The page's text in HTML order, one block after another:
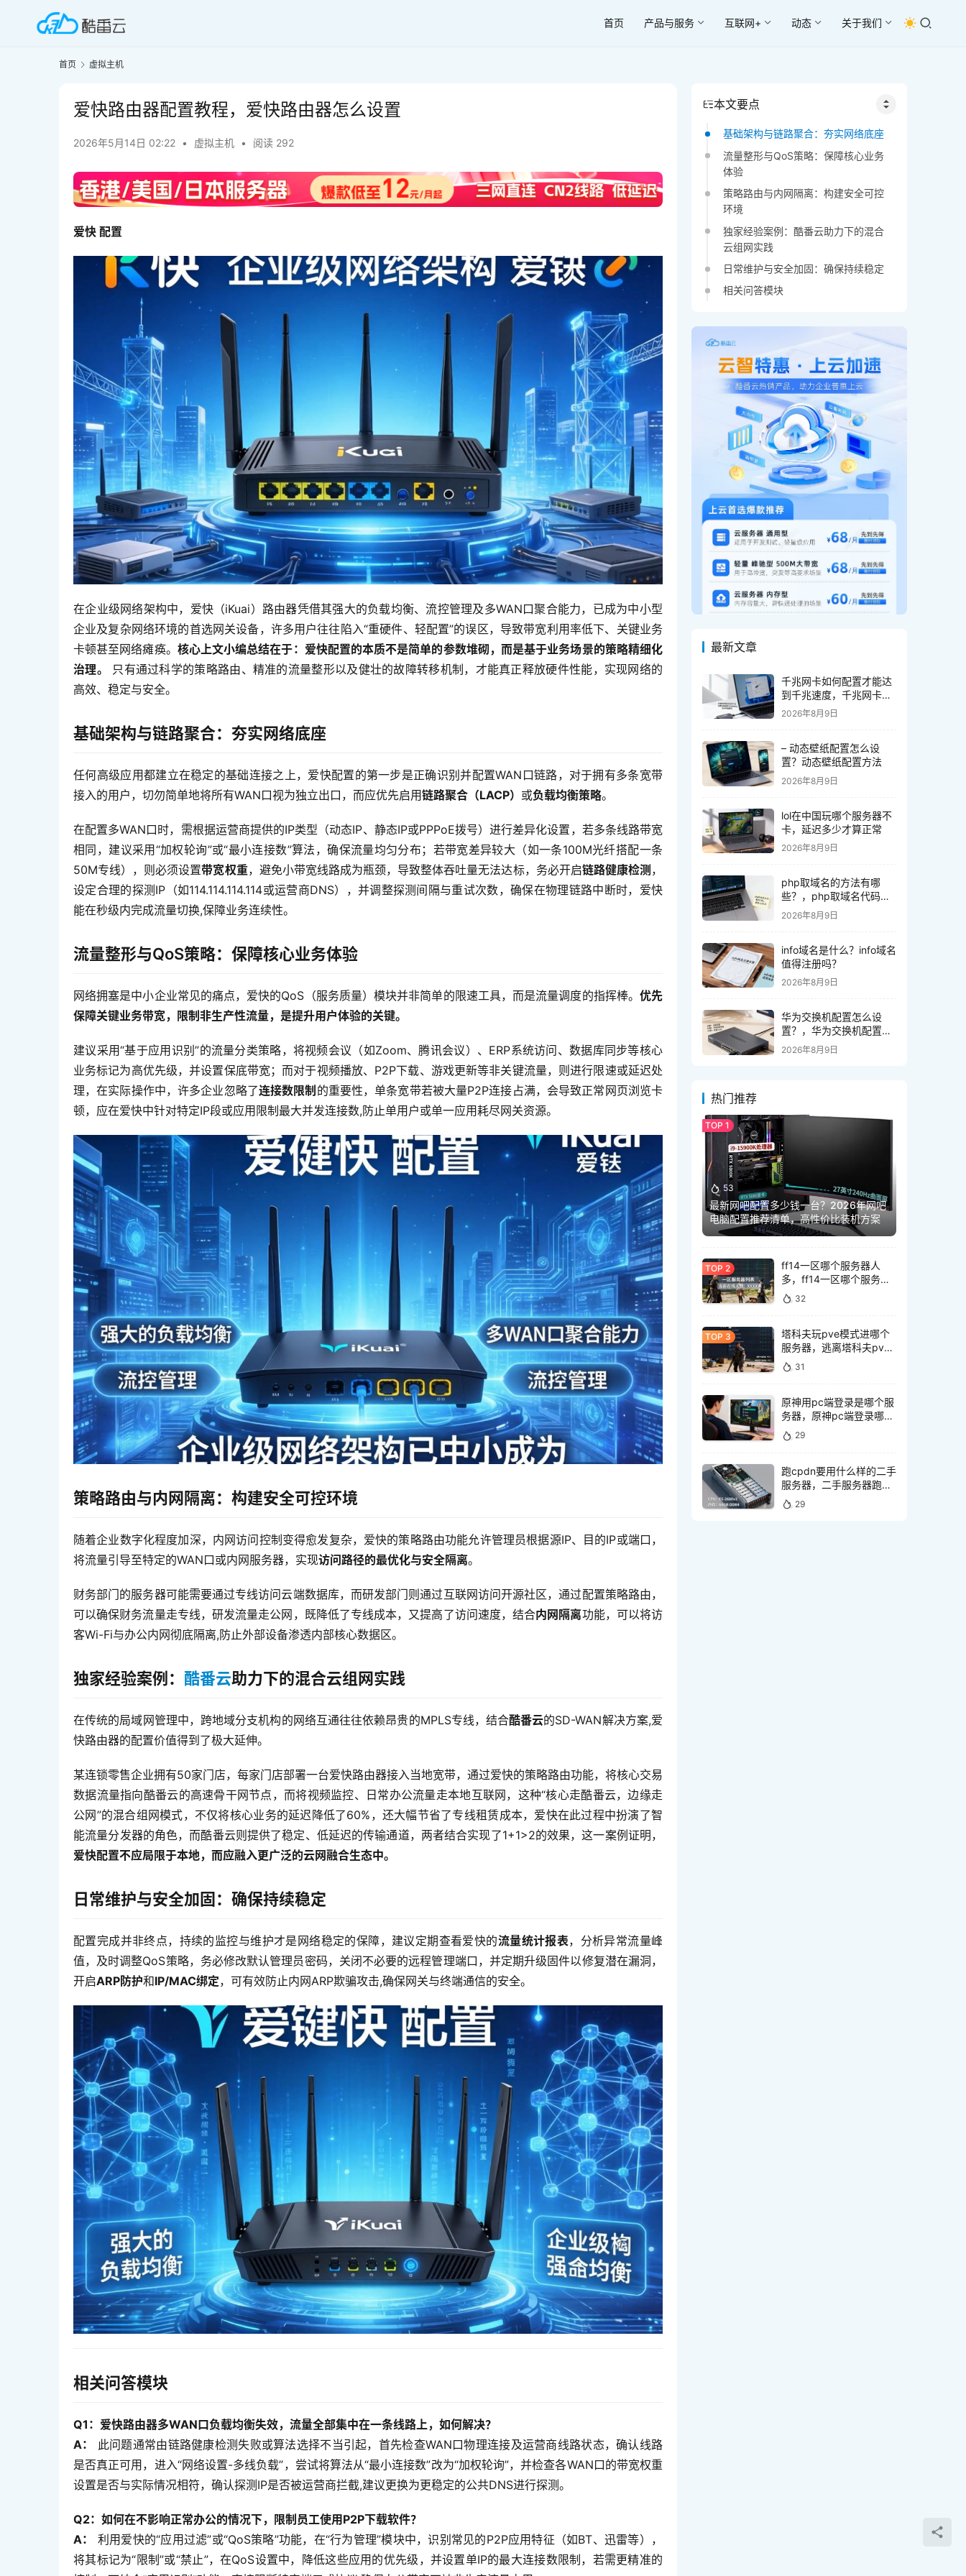
首页 产品与服务 互联网+ 动态 关于我们
首页 虚拟主机
爱快路由器配置教程，爱快路由器怎么设置
2026年5月14日 02:22 • 虚拟主机 • 阅读 292
爱快 配置
在企业级网络架构中，爱快（iKuai）路由器凭借其强大的负载均衡、流控管理及多WAN口聚合能力，已成为中小型
企业及复杂网络环境的首选网关设备，许多用户往往陷入“重硬件、轻配置”的误区，导致带宽利用率低下、关键业务
卡顿甚至网络瘫痪。 核心上文小编总结在于：爱快配置的本质不是简单的参数堆砌，而是基于业务场景的策略精细化
治理。
只有通过科学的策略路由、精准的流量整形以及健壮的故障转移机制，才能真正释放硬件性能，实现网络的
高效、稳定与安全。
基础架构与链路聚合：夯实网络底座
任何高级应用都建立在稳定的基础连接之上，爱快配置的第一步是正确识别并配置WAN口链路，对于拥有多条宽带
接入的用户，切勿简单地将所有WAN口视为独立出口，而应优先启用链路聚合（LACP） 或负载均衡策略。
在配置多WAN口时，需根据运营商提供的IP类型（动态IP、静态IP或PPPoE拨号）进行差异化设置，若多条线路带宽
相同，建议采用“加权轮询”或“最小连接数”算法，确保流量均匀分布；若带宽差异较大（如一条100M光纤搭配一条
50M专线），则必须设置带宽权重，避免小带宽线路成为瓶颈，导致整体吞吐量无法达标，务必开启链路健康检测 ，
设定合理的探测IP（如114.114.114.114或运营商DNS），并调整探测间隔与重试次数，确保在物理链路中断时，爱快
能在秒级内完成流量切换,保障业务连续性。
流量整形与QoS策略：保障核心业务体验
网络拥塞是中小企业常见的痛点，爱快的QoS（服务质量）模块并非简单的限速工具，而是流量调度的指挥棒。 优先
保障关键业务带宽，限制非生产性流量，是提升用户体验的关键。
建议采用“基于应用识别”的流量分类策略，将视频会议（如Zoom、腾讯会议）、ERP系统访问、数据库同步等核心
业务标记为高优先级，并设置保底带宽；而对于视频播放、P2P下载、游戏更新等非关键流量，则进行限速或延迟处
理，在实际操作中，许多企业忽略了连接数限制 的重要性，单条宽带若被大量P2P连接占满，会导致正常网页浏览卡
顿，应在爱快中针对特定IP段或应用限制最大并发连接数,防止单用户或单一应用耗尽网关资源。
策略路由与内网隔离：构建安全可控环境
随着企业数字化程度加深，内网访问控制变得愈发复杂，爱快的策略路由功能允许管理员根据源IP、目的IP或端口，
将流量引导至特定的WAN口或内网服务器，实现访问路径的最优化与安全隔离。
财务部门的服务器可能需要通过专线访问云端数据库，而研发部门则通过互联网访问开源社区，通过配置策略路由，
可以确保财务流量走专线，研发流量走公网，既降低了专线成本，又提高了访问速度，结合内网隔离功能，可以将访
客Wi-Fi与办公内网彻底隔离,防止外部设备渗透内部核心数据区。
独家经验案例： 酷番云助力下的混合云组网实践
在传统的局域网管理中，跨地域分支机构的网络互通往往依赖昂贵的MPLS专线，结合酷番云的SD-WAN解决方案,爱
快路由器的配置价值得到了极大延伸。
某连锁零售企业拥有50家门店，每家门店部署一台爱快路由器接入当地宽带，通过爱快的策略路由功能，将核心交易
数据流量指向酷番云的高速骨干网节点，而将视频监控、日常办公流量走本地互联网，这种“核心走酷番云，边缘走
公网”的混合组网模式，不仅将核心业务的延迟降低了60%，还大幅节省了专线租赁成本，爱快在此过程中扮演了智
能流量分发器的角色，而酷番云则提供了稳定、低延迟的传输通道，两者结合实现了1+1>2的效果，这一案例证明，
爱快配置不应局限于本地，而应融入更广泛的云网融合生态中。
日常维护与安全加固：确保持续稳定
配置完成并非终点，持续的监控与维护才是网络稳定的保障，建议定期查看爱快的流量统计报表，分析异常流量峰
值，及时调整QoS策略，务必修改默认管理员密码，关闭不必要的远程管理端口，并定期升级固件以修复潜在漏洞，
开启ARP防护和IP/MAC绑定，可有效防止内网ARP欺骗攻击,确保网关与终端通信的安全。
相关问答模块
Q1：爱快路由器多WAN口负载均衡失效，流量全部集中在一条线路上，如何解决？
A：
此问题通常由链路健康检测失败或算法选择不当引起，首先检查WAN口物理连接及运营商线路状态，确认线路
是否真正可用，进入“网络设置-多线负载”，尝试将算法从“最小连接数”改为“加权轮询”，并检查各WAN口的带宽权重
设置是否与实际情况相符，确认探测IP是否被运营商拦截,建议更换为更稳定的公共DNS进行探测。
Q2：如何在不影响正常办公的情况下，限制员工使用P2P下载软件？
A：
利用爱快的“应用过滤”或“QoS策略”功能，在“行为管理”模块中，识别常见的P2P应用特征（如BT、迅雷等），
将其标记为“限制”或“禁止”，在QoS设置中，降低这些应用的优先级，并设置单IP的最大连接数限制，若需更精准的
本文要点
基础架构与链路聚合：夯实网络底座
流量整形与QoS策略：保障核心业务
体验
策略路由与内网隔离：构建安全可控
环境
独家经验案例：酷番云助力下的混合
云组网实践
日常维护与安全加固：确保持续稳定
相关问答模块
最新文章
千兆网卡如何配置才能达
到千兆速度，千兆网卡设
置技巧
2026年8月9日
– 动态壁纸配置怎么设
置？动态壁纸配置方法
2026年8月9日
lol在中国玩哪个服务器不
卡，延迟多少才算正常
2026年8月9日
php取域名的方法有哪
些？，php取域名代码使
用教程详解
2026年8月9日
info域名是什么？info域名
值得注册吗？
2026年8月9日
华为交换机配置怎么设
置？，华为交换机配置如
何操作
2026年8月9日
热门推荐
53
最新网吧配置多少钱一台？2026年网吧
电脑配置推荐清单，高性价比装机方案
ff14一区哪个服务器人
多，ff14一区哪个服务器
玩家最多
32
塔科夫玩pve模式进哪个
服务器，逃离塔科夫pve
服务器选哪个好
31
原神用pc端登录是哪个服
务器，原神pc端登录哪个
服务器好
29
跑cpdn要用什么样的二手
服务器，二手服务器跑
cpdn怎么选配置
29